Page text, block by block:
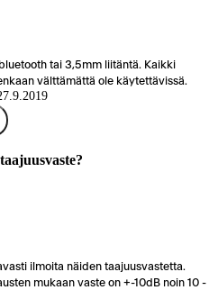
tai 3,5mm liitäntä. Kaikki
välttämättä ole käytettävissä.
ilmoita näiden taajuusvastetta.
mukaan vaste on +-10dB noin 10 -